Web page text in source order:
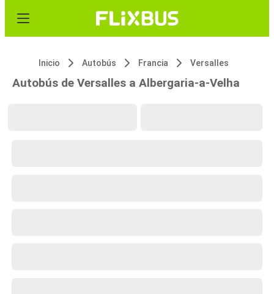
Inicio Autobús Francia Versalles
Autobús de Versalles a Albergaria-a-Velha